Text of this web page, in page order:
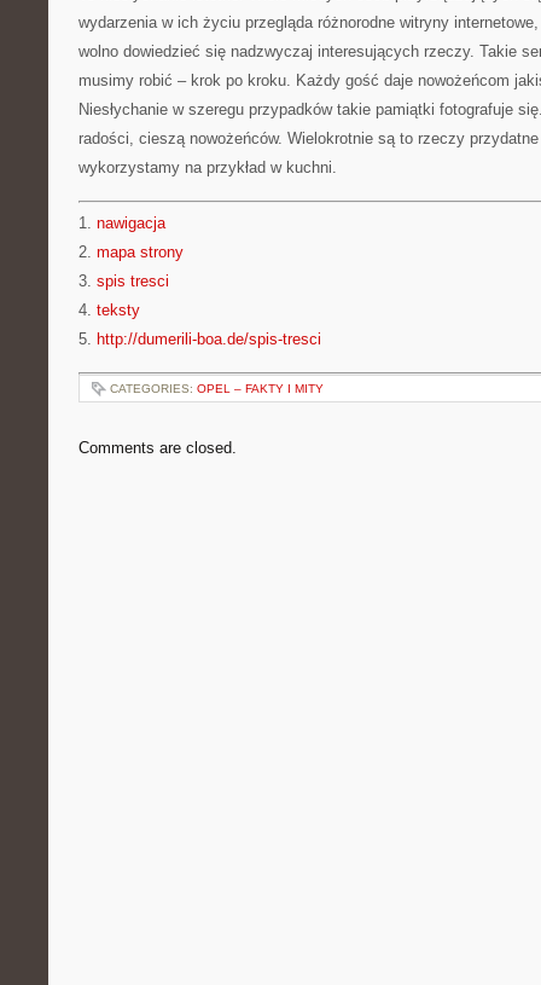
wydarzenia w ich życiu przegląda różnorodne witryny
wolno dowiedzieć się nadzwyczaj interesujących rzeczy. Takie
musimy robić – krok po kroku. Każdy gość daje nowożeńcom
Niesłychanie w szeregu przypadków takie pamiątki fotografuje
radości, cieszą nowożeńców. Wielokrotnie są to rzeczy
wykorzystamy na przykład w kuchni.
1. nawigacja
2. mapa strony
3. spis tresci
4. teksty
5. http://dumerili-boa.de/spis-tresci
CATEGORIES: OPEL – FAKTY I MITY
Comments are closed.